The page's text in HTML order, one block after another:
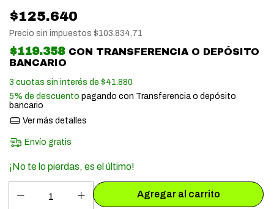
$125.640
Precio sin impuestos $103.834,71
$119.358 CON TRANSFERENCIA O DEPÓSITO
BANCARIO
3 cuotas sin interés de $41.880
5% de descuento pagando con Transferencia o depósito
bancario
Ver más detalles
Envío gratis
¡No te lo pierdas, es el último!